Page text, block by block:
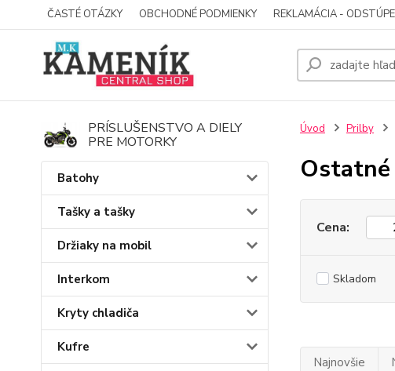
ČASTÉ OTÁZKY OBCHODNÉ PODMIENKY REKLAMÁCIA -
PRÍSLUŠENSTVO A DIELY
PRE MOTORKY
Batohy
Tašky a tašky
Držiaky na mobil
Interkom
Kryty chladiča
Kufre
Úvod Prilby
Cena:
Skladom
Najnovšie